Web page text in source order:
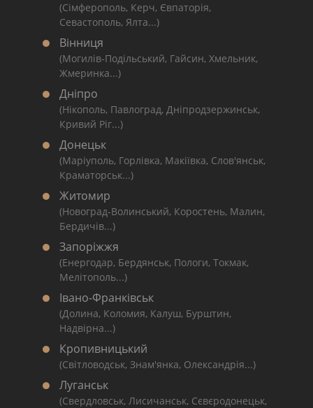
(Сімферополь, Керч, Євпаторія,
Севастополь, Ялта...)
Вінниця
(Могилів-Подільський, Гайсин, Хмельник,
Жмеринка...)
Дніпро
(Нікополь, Павлоград, Дніпродзержинськ,
Кривий Ріг...)
Донецьк
(Маріуполь, Горлівка, Макіївка, Слов'янськ,
Краматорськ...)
Житомир
(Новоград-Волинський, Коростень, Малин,
Бердичів...)
Запоріжжя
(Енергодар, Бердянськ, Пологи, Токмак,
Мелітополь...)
Івано-Франківськ
(Долина, Коломия, Калуш, Бурштин,
Надвірна...)
Кропивницький
(Світловодськ, Знам'янка, Олександрія...)
Луганськ
(Свердловськ, Лисичанськ, Сєвєродонецьк,